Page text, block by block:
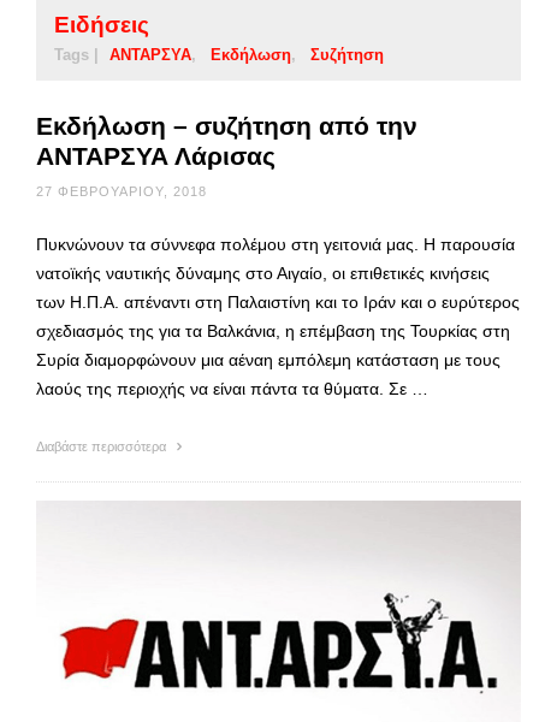
Ειδήσεις
Tags | ΑΝΤΑΡΣΥΑ Εκδήλωση Συζήτηση
Εκδήλωση – συζήτηση από την
ΑΝΤΑΡΣΥΑ Λάρισας
27 ΦΕΒΡΟΥΑΡΊΟΥ, 2018
Πυκνώνουν τα σύννεφα πολέμου στη γειτονιά μας. Η παρουσία
νατοϊκής ναυτικής δύναμης στο Αιγαίο, οι επιθετικές κινήσεις
των Η.Π.Α. απέναντι στη Παλαιστίνη και το Ιράν και ο ευρύτερος
σχεδιασμός της για τα Βαλκάνια, η επέμβαση της Τουρκίας στη
Συρία διαμορφώνουν μια αέναη εμπόλεμη κατάσταση με τους
λαούς της περιοχής να είναι πάντα τα θύματα. Σε …
Διαβάστε περισσότερα